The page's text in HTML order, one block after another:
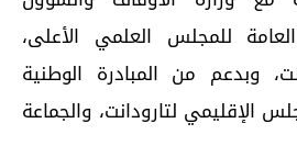
العامة للمجلس العلمي الأعلى،
وبدعم من المبادرة الوطنية
الإقليمي لتارودانت، والجماعة